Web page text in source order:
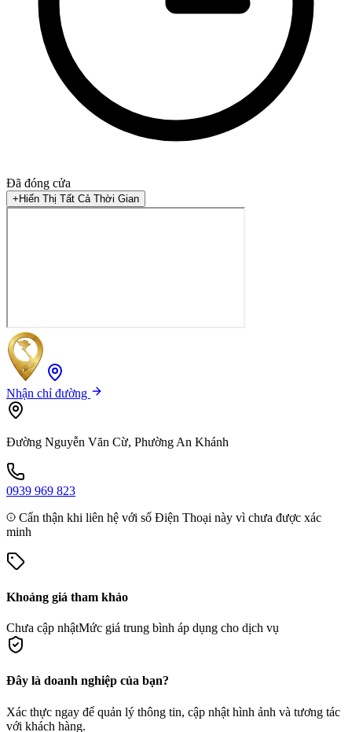
Đã đóng cửa
+Hiển Thị Tất Cả Thời Gian
Nhận chỉ đường
Đường Nguyễn Văn Cừ, Phường An Khánh
0939 969 823
Cẩn thận khi liên hệ với số Điện Thoại này vì chưa được xác
minh
Khoảng giá tham khảo
Chưa cập nhậtMức giá trung bình áp dụng cho dịch vụ
Đây là doanh nghiệp của bạn?
Xác thực ngay để quản lý thông tin, cập nhật hình ảnh và tương tác
với khách hàng.